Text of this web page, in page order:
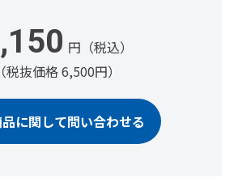
円（税込）
（税抜価格 6,500円）
に関して問い合わせる